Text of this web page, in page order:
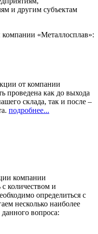
и другим субъектам
«Металлосплав»:
от компании
проведена как до выхода
склада, так и после –
подробнее...
компании
количеством и
определиться с
несколько наиболее
вопроса: